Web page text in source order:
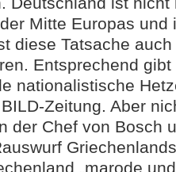
Mitte Europas und
diese Tatsache
Entsprechend
nationalistische
Zeitung. Aber
der Chef von Bosch
„marode